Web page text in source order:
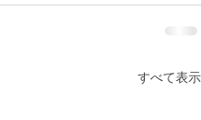
すべて表示